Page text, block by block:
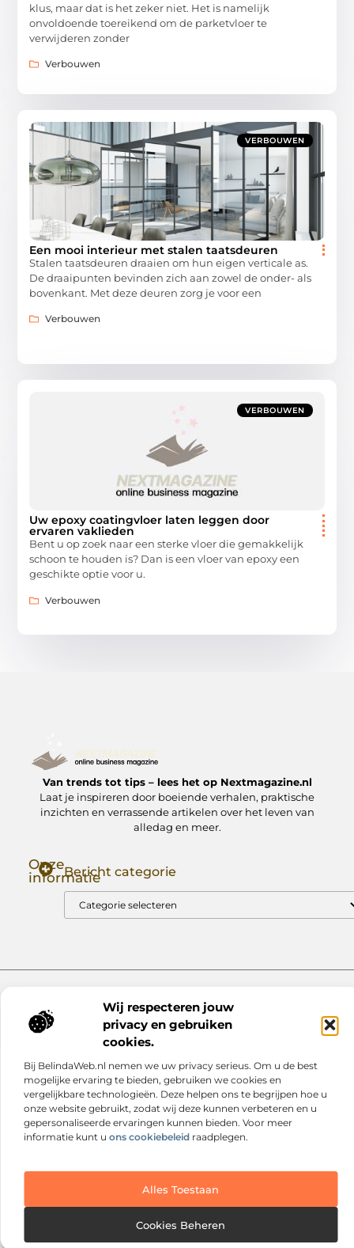
Wij respecteren jouw
privacy en gebruiken
cookies.
Bij BelindaWeb.nl nemen we uw privacy serieus. Om u de best
mogelijke ervaring te bieden, gebruiken we cookies en
vergelijkbare technologieën. Deze helpen ons te begrijpen hoe u
onze website gebruikt, zodat wij deze kunnen verbeteren en u
gepersonaliseerde ervaringen kunnen bieden. Voor meer
informatie kunt u ons cookiebeleid raadplegen.
Alles Toestaan
Cookies Beheren
klus, maar dat is het zeker niet. Het is namelijk
onvoldoende toereikend om de parketvloer te
verwijderen zonder
Verbouwen
VERBOUWEN
Een mooi interieur met stalen taatsdeuren
Stalen taatsdeuren draaien om hun eigen verticale as.
De draaipunten bevinden zich aan zowel de onder- als
bovenkant. Met deze deuren zorg je voor een
Verbouwen
VERBOUWEN
Uw epoxy coatingvloer laten leggen door
ervaren vaklieden
Bent u op zoek naar een sterke vloer die gemakkelijk
schoon te houden is? Dan is een vloer van epoxy een
geschikte optie voor u.
Verbouwen
Van trends tot tips – lees het op Nextmagazine.nl
Laat je inspireren door boeiende verhalen, praktische
inzichten en verrassende artikelen over het leven van
alledag en meer.
Onze
informatieBericht categorie
@2025 www.nextmagazine.nl. All Right Reserved.